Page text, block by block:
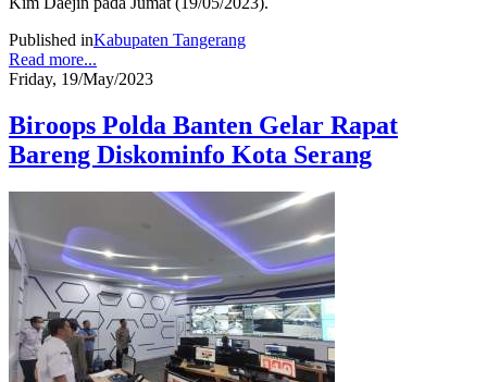
Published inKabupaten Tangerang
Read more...
Friday, 19/May/2023
Biroops Polda Banten Gelar Rapat
Bareng Diskominfo Kota Serang